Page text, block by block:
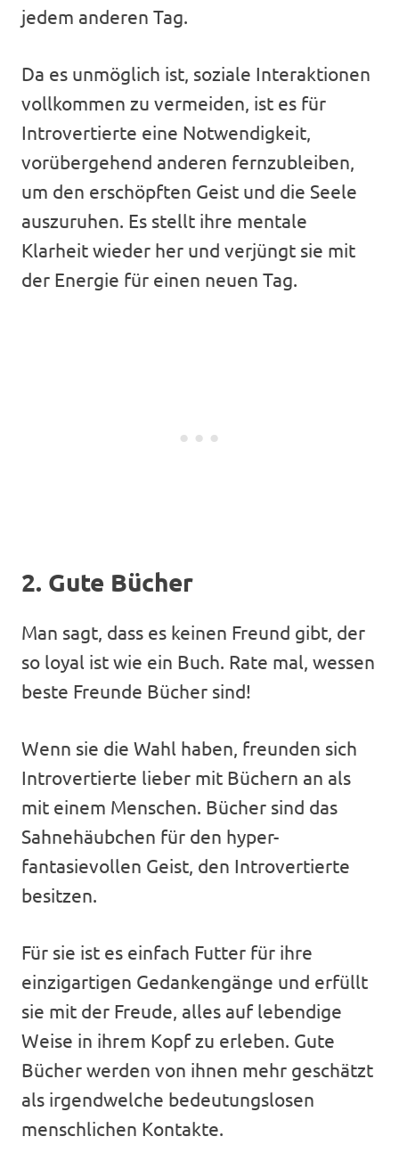
jedem anderen Tag.
Da es unmöglich ist, soziale Interaktionen
vollkommen zu vermeiden, ist es für
Introvertierte eine Notwendigkeit,
vorübergehend anderen fernzubleiben,
um den erschöpften Geist und die Seele
auszuruhen. Es stellt ihre mentale
Klarheit wieder her und verjüngt sie mit
der Energie für einen neuen Tag.
2. Gute Bücher
Man sagt, dass es keinen Freund gibt, der
so loyal ist wie ein Buch. Rate mal, wessen
beste Freunde Bücher sind!
Wenn sie die Wahl haben, freunden sich
Introvertierte lieber mit Büchern an als
mit einem Menschen. Bücher sind das
Sahnehäubchen für den hyper-
fantasievollen Geist, den Introvertierte
besitzen.
Für sie ist es einfach Futter für ihre
einzigartigen Gedankengänge und erfüllt
sie mit der Freude, alles auf lebendige
Weise in ihrem Kopf zu erleben. Gute
Bücher werden von ihnen mehr geschätzt
als irgendwelche bedeutungslosen
menschlichen Kontakte.